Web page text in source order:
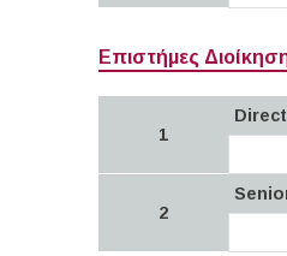
Επιστήμες
1
2